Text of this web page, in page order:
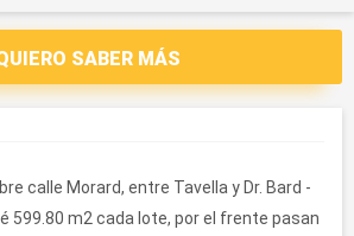
SABER MÁS
calle Morard, entre Tavella y Dr. Bard -
599.80 m2 cada lote, por el frente pasan